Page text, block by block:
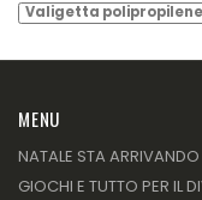
Valigetta polipropilene
MENU
NATALE STA
GIOCHI E TUTTO PER IL